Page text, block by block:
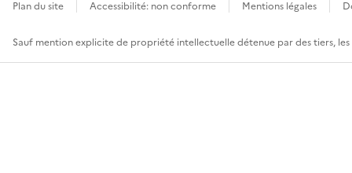
Plan du site Accessibilité: non conforme Mentions légales
Sauf mention explicite de propriété intellectuelle détenue par des tiers,